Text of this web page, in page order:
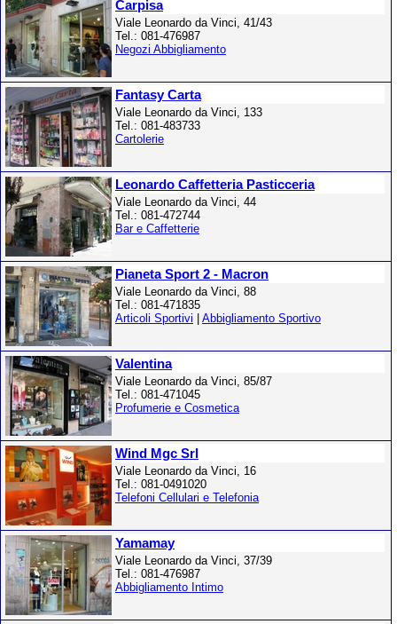
Carpisa
Viale Leonardo da Vinci, 41/43
Tel.: 081-476987
Negozi Abbigliamento
Fantasy Carta
Viale Leonardo da Vinci, 133
Tel.: 081-483733
Cartolerie
Leonardo Caffetteria Pasticceria
Viale Leonardo da Vinci, 44
Tel.: 081-472744
Bar e Caffetterie
Pianeta Sport 2 - Macron
Viale Leonardo da Vinci, 88
Tel.: 081-471835
Articoli Sportivi
Abbigliamento Sportivo
Valentina
Viale Leonardo da Vinci, 85/87
Tel.: 081-471045
Profumerie e Cosmetica
Wind Mgc Srl
Viale Leonardo da Vinci, 16
Tel.: 081-0491020
Telefoni Cellulari e Telefonia
Yamamay
Viale Leonardo da Vinci, 37/39
Tel.: 081-476987
Abbigliamento Intimo